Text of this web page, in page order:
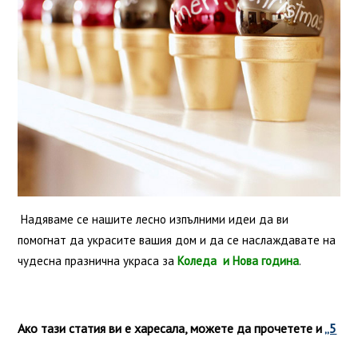
Надяваме се нашите лесно изпълними идеи да ви
помогнат да украсите вашия дом и да се наслаждавате на
чудесна празнична украса за Коледа и Нова година.
Ако тази статия ви е харесала, можете да прочетете и„5